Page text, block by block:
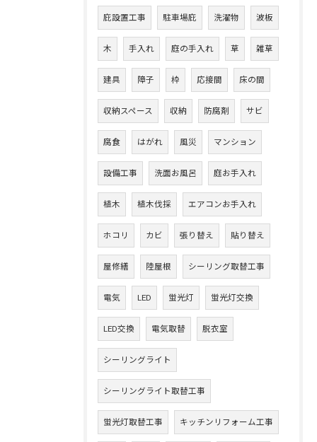
庇設置工事 駐車場庇 洗濯物 波板
木 手入れ 庭の手入れ 草 雑草
建具 障子 枠 応接間 床の間
収納スペース 収納 防腐剤 サビ
腐食 はがれ 風災 マンション
設備工事 洗面お風呂 庭お手入れ
植木 植木伐採 エアコンお手入れ
ホコリ カビ 張り替え 貼り替え
屋修繕 陸屋根 シーリング取替工事
電気 LED 蛍光灯 蛍光灯交換
LED交換 電気取替 脱衣室
シーリングライト
シーリングライト取替工事
蛍光灯取替工事 キッチンリフォーム工事